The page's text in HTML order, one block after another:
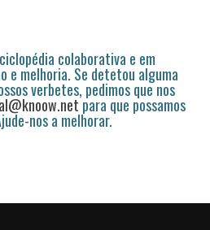
colaborativa e em
e melhoria. Se detetou alguma
verbetes, pedimos que nos
para que possamos
nos a melhorar.